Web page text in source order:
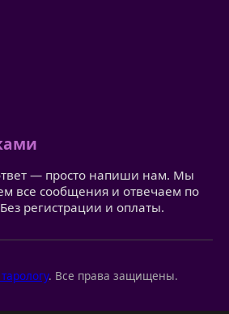
— просто напиши нам. Мы
все сообщения и отвечаем по
регистрации и оплаты.
. Все права защищены.